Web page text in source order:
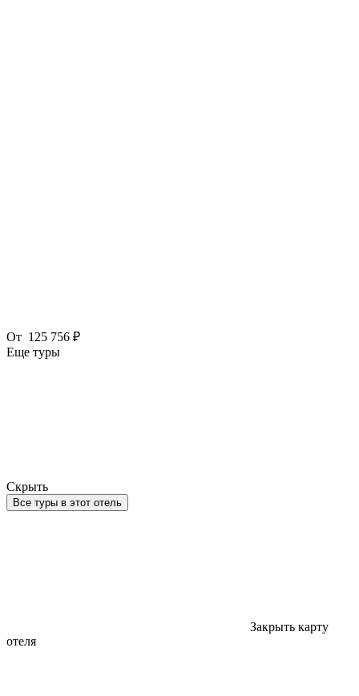
От 125 756 ₽
Еще туры
Скрыть
Все туры в этот отель
Закрыть карту
отеля